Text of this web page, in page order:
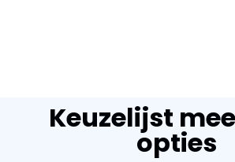
Keuzelijst
opties